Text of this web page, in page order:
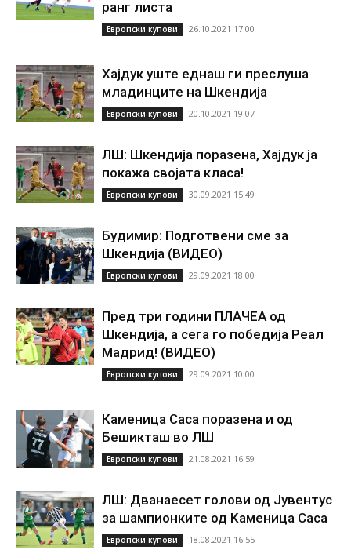
ранг листа
Европски купови 26.10.2021 17:00
Хајдук уште еднаш ги преслуша
младинците на Шкендија
Европски купови 20.10.2021 19:07
ЛШ: Шкендија поразена, Хајдук ја
покажа својата класа!
Европски купови 30.09.2021 15:49
Будимир: Подготвени сме за
Шкендија (ВИДЕО)
Европски купови 29.09.2021 18:00
Пред три години ПЛАЧЕА од
Шкендија, а сега го победија Реал
Мадрид! (ВИДЕО)
Европски купови 29.09.2021 10:00
Каменица Саса поразена и од
Бешикташ во ЛШ
Европски купови 21.08.2021 16:59
ЛШ: Дванаесет голови од Јувентус
за шампионките од Каменица Саса
Европски купови 18.08.2021 16:55